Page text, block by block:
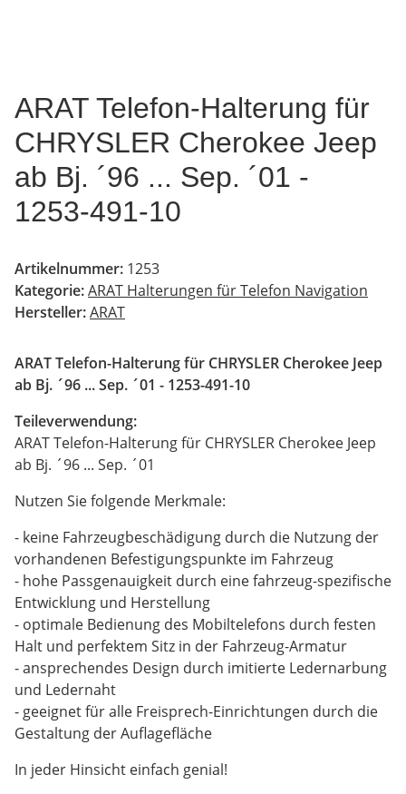
ARAT Telefon-Halterung für
CHRYSLER Cherokee Jeep
ab Bj. ´96 ... Sep. ´01 -
1253-491-10
Artikelnummer: 1253
Kategorie:ARAT Halterungen für Telefon Navigation
Hersteller:ARAT
ARAT Telefon-Halterung für CHRYSLER Cherokee Jeep
ab Bj. ´96 ... Sep. ´01 - 1253-491-10
Teileverwendung:
ARAT Telefon-Halterung für CHRYSLER Cherokee Jeep
ab Bj. ´96 ... Sep. ´01
Nutzen Sie folgende Merkmale:
- keine Fahrzeugbeschädigung durch die Nutzung der
vorhandenen Befestigungspunkte im Fahrzeug
- hohe Passgenauigkeit durch eine fahrzeug-spezifische
Entwicklung und Herstellung
- optimale Bedienung des Mobiltelefons durch festen
Halt und perfektem Sitz in der Fahrzeug-Armatur
- ansprechendes Design durch imitierte Ledernarbung
und Ledernaht
- geeignet für alle Freisprech-Einrichtungen durch die
Gestaltung der Auflagefläche
In jeder Hinsicht einfach genial!